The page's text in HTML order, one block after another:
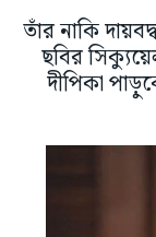
তাঁর নাকি
ছবির
দীপিকা